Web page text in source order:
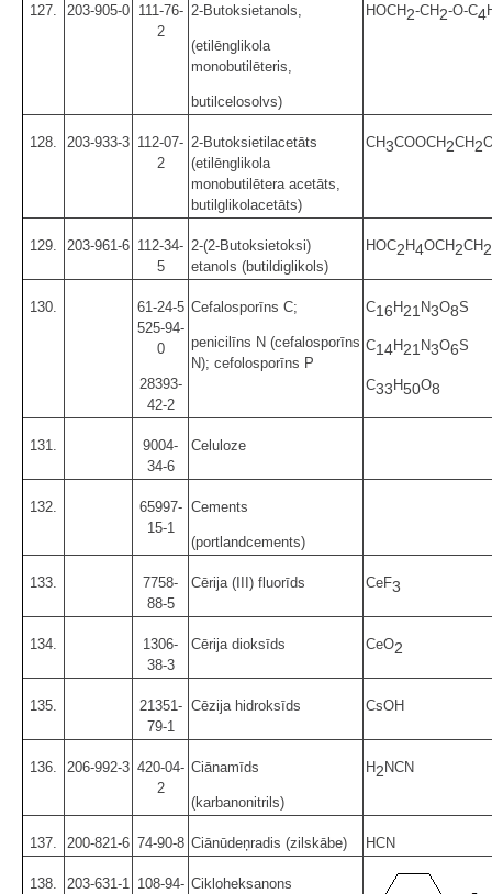
127. 203-905-0 111-76-
2
2-Butoksietanols,
(etilēnglikola
monobutilēteris,
butilcelosolvs)
HOCH2-CH2-O-C4
128. 203-933-3 112-07-
2
2-Butoksietilacetāts
(etilēnglikola
monobutilētera acetāts,
butilglikolacetāts)
CH3COOCH2CH2
129. 203-961-6 112-34-
5
2-(2-Butoksietoksi)
etanols (butildiglikols)
HOC2H4OCH2CH2
130.
61-24-5
525-94-
0
28393-
42-2
Cefalosporīns C;
penicilīns N (cefalosporīns
N); cefolosporīns P
C16H21 N3O8S
C14H 21 N3O6S
C33H50O8
131.
9004-
34-6
Celuloze
132.
65997-
15-1
Cements
(portlandcements)
133.
7758-
88-5
Cērija (III) fluorīds CeF3
134.
1306-
38-3
Cērija dioksīds CeO2
135.
21351-
79-1
Cēzija hidroksīds CsOH
136. 206-992-3 420-04-
2
Ciānamīds
(karbanonitrils)
H2NCN
137. 200-821-6 74-90-8 Ciānūdeņradis (zilskābe) HCN
138. 203-631-1
108-94- Cikloheksanons